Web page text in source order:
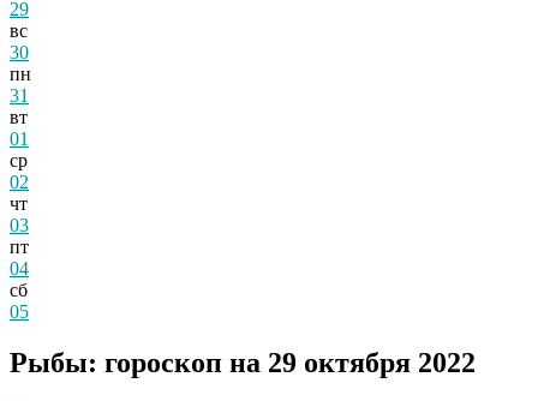
29
вс
30
пн
31
вт
01
ср
02
чт
03
пт
04
сб
05
Рыбы: гороскоп на 29 октября 2022